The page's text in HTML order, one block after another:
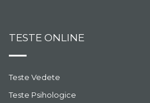
TESTE ONLINE
Teste Vedete
Teste Psihologice